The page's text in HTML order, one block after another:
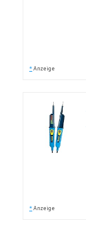
* Anzeige
* Anzeige